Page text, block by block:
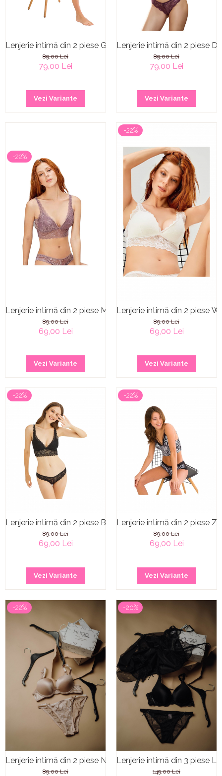
Lenjerie intimă din 2 piese Grape
89,00 Lei
79,00 Lei
Vezi Variante
Lenjerie intimă din 2 piese
89,00 Lei
79,00 Lei
Vezi Variante
-22%
Lenjerie intimă din 2 piese Mauve Tinge
89,00 Lei
69,00 Lei
Vezi Variante
-22%
Lenjerie intimă din 2 piese
89,00 Lei
69,00 Lei
Vezi Variante
-22%
Lenjerie intimă din 2 piese Black Lace
89,00 Lei
69,00 Lei
Vezi Variante
-22%
Lenjerie intimă din 2 piese
89,00 Lei
69,00 Lei
Vezi Variante
-22%
Lenjerie intimă din 2 piese Neptuane
89,00 Lei
-20%
Lenjerie intimă din 3 piese
149,00 Lei